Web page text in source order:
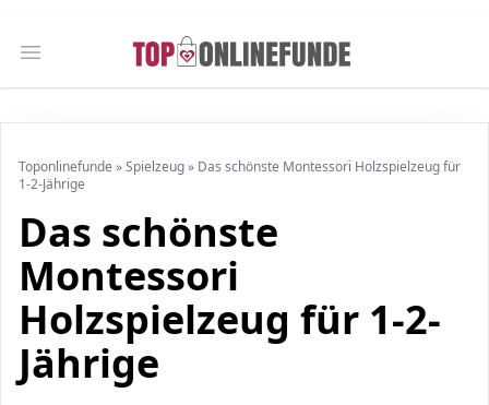
Open main menu
Toponlinefunde »Spielzeug» Das schönste Montessori Holzspielzeug für
1-2-Jährige
Das schönste
Montessori
Holzspielzeug für 1-2-
Jährige